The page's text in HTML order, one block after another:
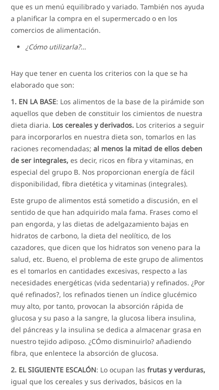
que es un menú equilibrado y variado. También nos ayuda
a planificar la compra en el supermercado o en los
comercios de alimentación.
¿Cómo utilizarla?…
Hay que tener en cuenta los criterios con la que se ha
elaborado que son:
1. EN LA BASE: Los alimentos de la base de la pirámide son
aquellos que deben de constituir los cimientos de nuestra
dieta diaria. Los cereales y derivados. Los criterios a seguir
para incorporarlos en nuestra dieta son, tomarlos en las
raciones recomendadas;al menos la mitad de ellos deben
de ser integrales, es decir, ricos en fibra y vitaminas, en
especial del grupo B. Nos proporcionan energía de fácil
disponibilidad, fibra dietética y vitaminas (integrales).
Este grupo de alimentos está sometido a discusión, en el
sentido de que han adquirido mala fama. Frases como el
pan engorda, y las dietas de adelgazamiento bajas en
hidratos de carbono, la dieta del neolítico, de los
cazadores, que dicen que los hidratos son veneno para la
salud, etc. Bueno, el problema de este grupo de alimentos
es el tomarlos en cantidades excesivas, respecto a las
necesidades energéticas (vida sedentaria) y refinados. ¿Por
qué refinados?, los refinados tienen un índice glucémico
muy alto, por tanto, provocan la absorción rápida de
glucosa y su paso a la sangre, la glucosa libera insulina,
del páncreas y la insulina se dedica a almacenar grasa en
nuestro tejido adiposo. ¿CÓmo disminuirlo? añadiendo
fibra, que enlentece la absorción de glucosa.
2. EL SIGUIENTE ESCALÓN: Lo ocupan lasfrutas y verduras,
igual que los cereales y sus derivados, básicos en la